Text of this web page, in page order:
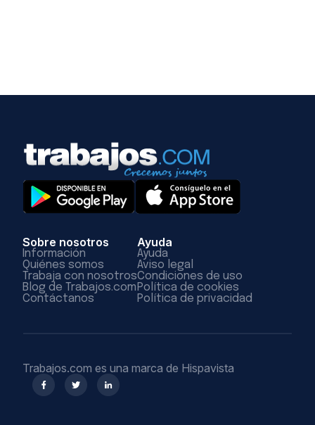
Sobre nosotros
Información
Quiénes somos
Trabaja con nosotros
Blog de Trabajos.com
Contáctanos
Ayuda
Ayuda
Aviso legal
Condiciones de uso
Política de cookies
Política de privacidad
Trabajos.com es una marca de Hispavista